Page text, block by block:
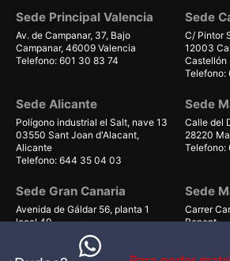
Sede Principal Valencia
Av. de Campanar, 37, Bajo
Campanar, 46009 Valencia
Telefono: 601 30 83 74
Sede
C/ Pintor
12003
Castellón
Telefono:
Sede Alicante
Polígono industrial el Salt, nave 13
03550 Sant Joan d'Alacant,
Alicante
Telefono: 644 35 04 03
Sede
Calle del
28220
Sede Gran Canaria
Avenida de Gáldar 56, planta 1
local 40
35100, Maspalomas, Las Palmas
Telefono: 679 55 59 06
Sede
Carrer
Ponent